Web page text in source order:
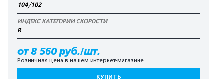
104/102
ИНДЕКС КАТЕГОРИИ СКОРОСТИ
R
от 8 560 руб./шт.
Розничная цена в нашем интернет-магазине
КУПИТЬ